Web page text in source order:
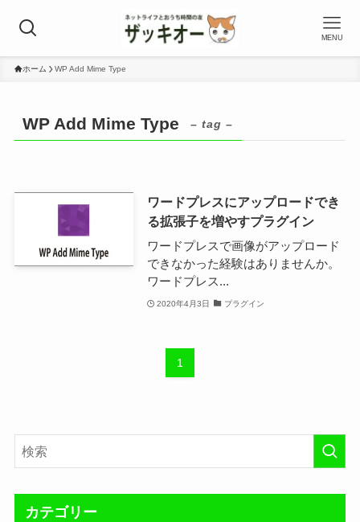
MENU
ホーム WP Add Mime Type
WP Add Mime Type – tag –
ワードプレスにアップロードでき
る拡張子を増やすプラグイン
ワードプレスで画像がアップロード
できなかった経験はありませんか。
ワードプレス...
2020年4月3日 プラグイン
1
カテゴリー